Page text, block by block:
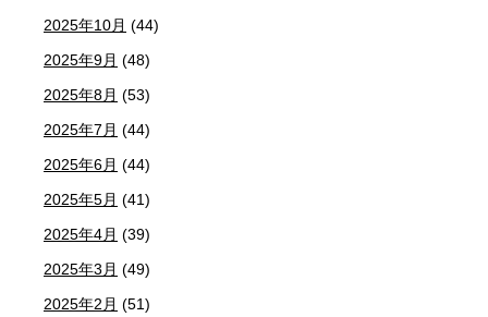
2025年10月 (44)
2025年9月 (48)
2025年8月 (53)
2025年7月 (44)
2025年6月 (44)
2025年5月 (41)
2025年4月 (39)
2025年3月 (49)
2025年2月 (51)